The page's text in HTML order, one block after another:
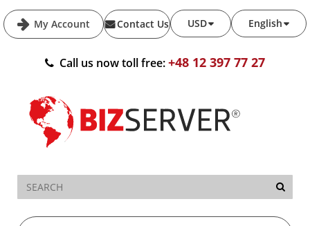
My Account English
USD
Contact Us
Call us now toll free:+48 12 397 77 27